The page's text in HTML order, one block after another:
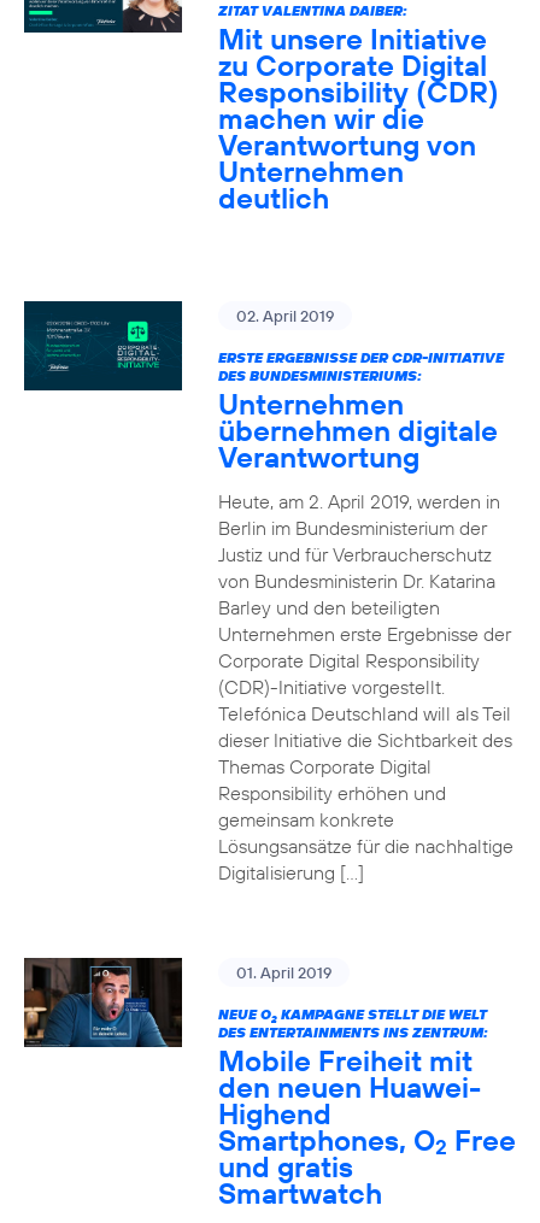
ZITAT VALENTINA DAIBER:
Mit unsere Initiative
zu Corporate Digital
Responsibility (CDR)
machen wir die
Verantwortung von
Unternehmen
deutlich
02. April 2019
ERSTE ERGEBNISSE DER CDR-INITIATIVE
DES BUNDESMINISTERIUMS:
Unternehmen
übernehmen digitale
Verantwortung
Heute, am 2. April 2019, werden in
Berlin im Bundesministerium der
Justiz und für Verbraucherschutz
von Bundesministerin Dr. Katarina
Barley und den beteiligten
Unternehmen erste Ergebnisse der
Corporate Digital Responsibility
(CDR)-Initiative vorgestellt.
Telefónica Deutschland will als Teil
dieser Initiative die Sichtbarkeit des
Themas Corporate Digital
Responsibility erhöhen und
gemeinsam konkrete
Lösungsansätze für die nachhaltige
Digitalisierung […]
01. April 2019
NEUE O2KAMPAGNE STELLT DIE WELT
DES ENTERTAINMENTS INS ZENTRUM:
Mobile Freiheit mit
den neuen Huawei-
Highend
Smartphones, O2 Free
und gratis
Smartwatch